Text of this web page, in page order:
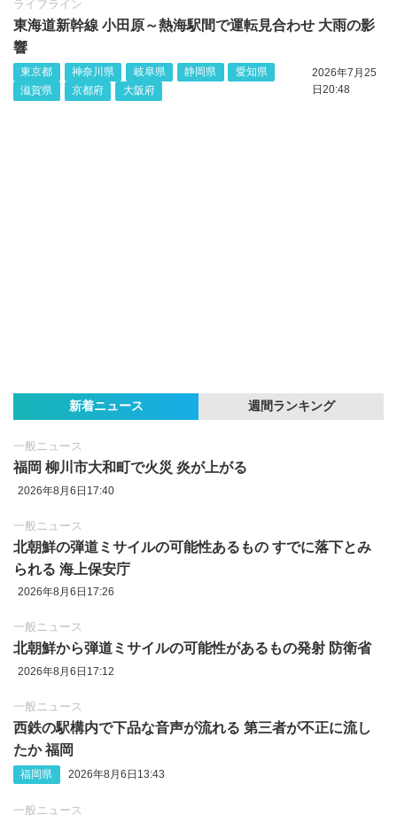
ライフライン
東海道新幹線 小田原～熱海駅間で運転見合わせ 大雨の影
響
東京都 神奈川県 岐阜県 静岡県
愛知県
滋賀県
京都府 大阪府
2026年7月25
日20:48
新着ニュース 週間ランキング
一般ニュース
福岡 柳川市大和町で火災 炎が上がる
2026年8月6日17:40
一般ニュース
北朝鮮の弾道ミサイルの可能性あるもの すでに落下とみ
られる 海上保安庁
2026年8月6日17:26
一般ニュース
北朝鮮から弾道ミサイルの可能性があるもの発射 防衛省
2026年8月6日17:12
一般ニュース
西鉄の駅構内で下品な音声が流れる 第三者が不正に流し
たか 福岡
福岡県 2026年8月6日13:43
一般ニュース